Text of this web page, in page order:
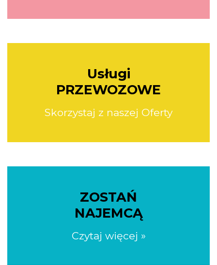
Usługi
PRZEWOZOWE
Skorzystaj z naszej Oferty
ZOSTAŃ
NAJEMCĄ
Czytaj więcej »